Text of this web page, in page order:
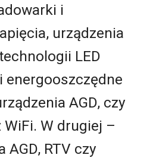
i
urządzenia
LED
energooszczędne
AGD, czy
W drugiej –
AGD, RTV czy